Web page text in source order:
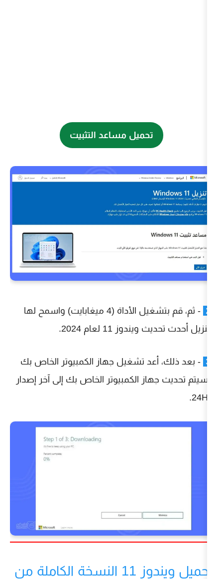
تحميل مساعد التثبيت
- ثم، قم بتشغيل الأداة (4 ميغابايت) واسمح لها
11 لعام 2024.
تشغيل جهاز الكمبيوتر الخاص بك
الكمبيوتر الخاص بك إلى آخر إصدار
تحميل ويندوز 11 النسخة الكاملة من